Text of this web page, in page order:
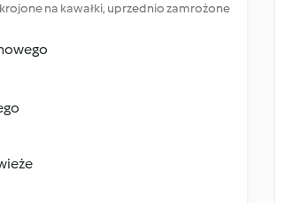
na kawałki, uprzednio zamrożone